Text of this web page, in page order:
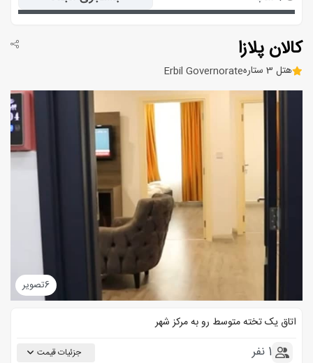
کالان پلازا
هتل 3 ستاره Erbil Governorate
6تصویر
اتاق یک تخته متوسط رو به مرکز شهر
1 نفر جزئیات قیمت